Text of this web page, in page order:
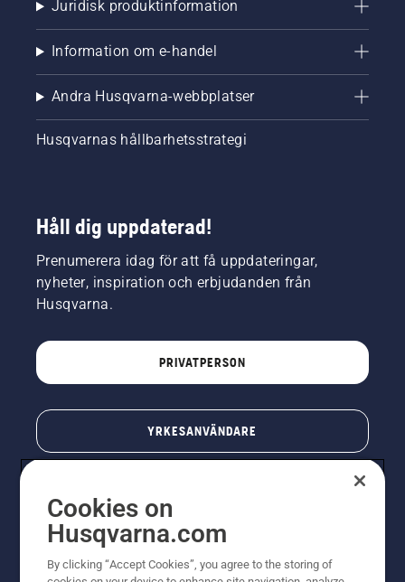
Juridisk produktinformation
Information om e-handel
Andra Husqvarna-webbplatser
Husqvarnas hållbarhetsstrategi
Håll dig uppdaterad!
Prenumerera idag för att få uppdateringar,
nyheter, inspiration och erbjudanden från
Husqvarna.
PRIVATPERSON
YRKESANVÄNDARE
Cookies on
Husqvarna.com
By clicking “Accept Cookies”, you agree to the storing of